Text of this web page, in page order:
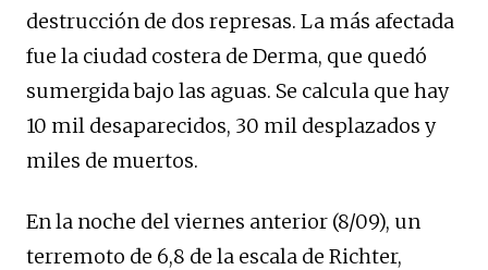
destrucción de dos represas. La más afectada
fue la ciudad costera de Derma, que quedó
sumergida bajo las aguas. Se calcula que hay
10 mil desaparecidos, 30 mil desplazados y
miles de muertos.
En la noche del viernes anterior (8/09), un
terremoto de 6,8 de la escala de Richter,